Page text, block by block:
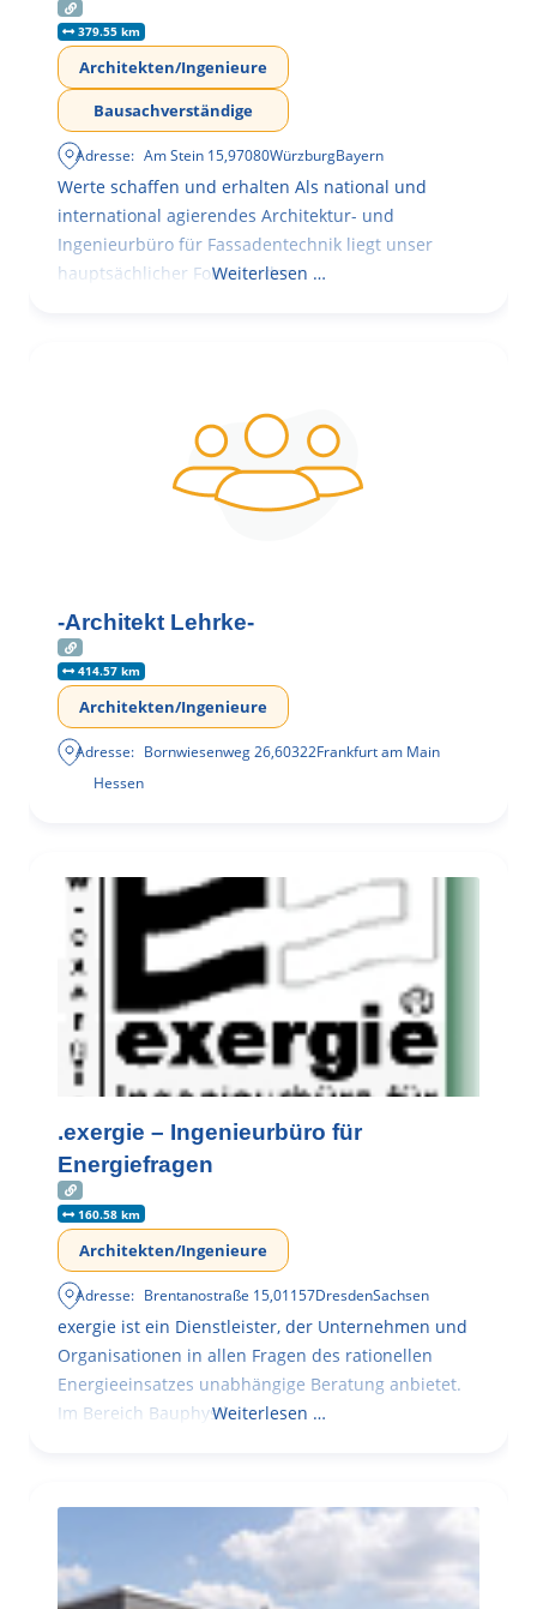
379.55 km
Architekten/Ingenieure
Bausachverständige
Adresse: Am Stein 15,97080WürzburgBayern
Werte schaffen und erhalten Als national und
international agierendes Architektur- und
Ingenieurbüro für Fassadentechnik liegt unser
hauptsächlicher Fokus in der
Weiterlesen …
-Architekt Lehrke-
414.57 km
Architekten/Ingenieure
Adresse: Bornwiesenweg 26,60322Frankfurt am Main
Hessen
.exergie – Ingenieurbüro für
Energiefragen
160.58 km
Architekten/Ingenieure
Adresse: Brentanostraße 15,01157DresdenSachsen
exergie ist ein Dienstleister, der Unternehmen und
Organisationen in allen Fragen des rationellen
Energieeinsatzes unabhängige Beratung anbietet.
Im Bereich BauphysikWeiterlesen …